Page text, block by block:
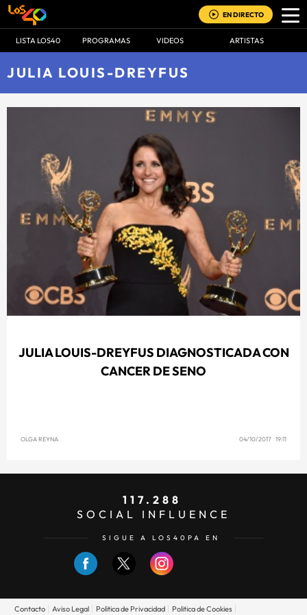
EN DIRECTO
LISTA LOS40 PROGRAMAS VIDEOS ARTISTAS
JULIA LOUIS-DREYFUS
JULIA LOUIS-DREYFUS DIAGNOSTICADA CON
CANCER DE SENO
OLGA REYNA 04/10/2017 19:11
117.288
SOCIAL INFLUENCE
SIGUE A LOS40PA EN
Contacto Aviso Legal Politica de Privacidad Politica de Cookies